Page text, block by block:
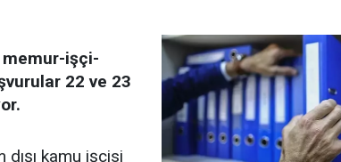
memur-işçi-
22 ve 23
kamu işçisi